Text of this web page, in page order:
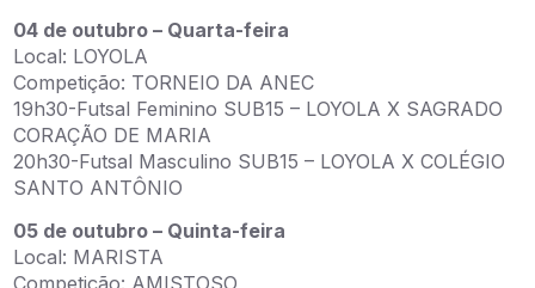
04 de outubro – Quarta-feira
Local: LOYOLA
Competição: TORNEIO DA ANEC
19h30-Futsal Feminino SUB15 – LOYOLA X SAGRADO
CORAÇÃO DE MARIA
20h30-Futsal Masculino SUB15 – LOYOLA X COLÉGIO
SANTO ANTÔNIO
05 de outubro – Quinta-feira
Local: MARISTA
Competição: AMISTOSO